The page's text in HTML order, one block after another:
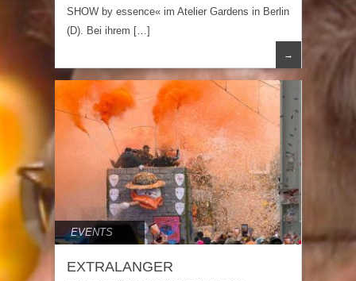
SHOW by essence« im Atelier Gardens in Berlin
(D). Bei ihrem […]
→
EVENTS
EXTRALANGER